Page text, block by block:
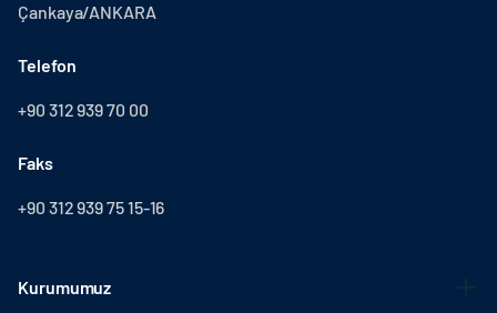
Çankaya/ANKARA
Telefon
+90 312 939 70 00
Faks
+90 312 939 75 15-16
Kurumumuz